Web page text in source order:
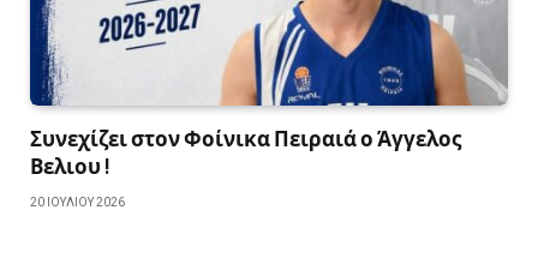
Συνεχίζει στον Φοίνικα Πειραιά ο Άγγελος
Βελιου !
20 ΙΟΥΛΊΟΥ 2026